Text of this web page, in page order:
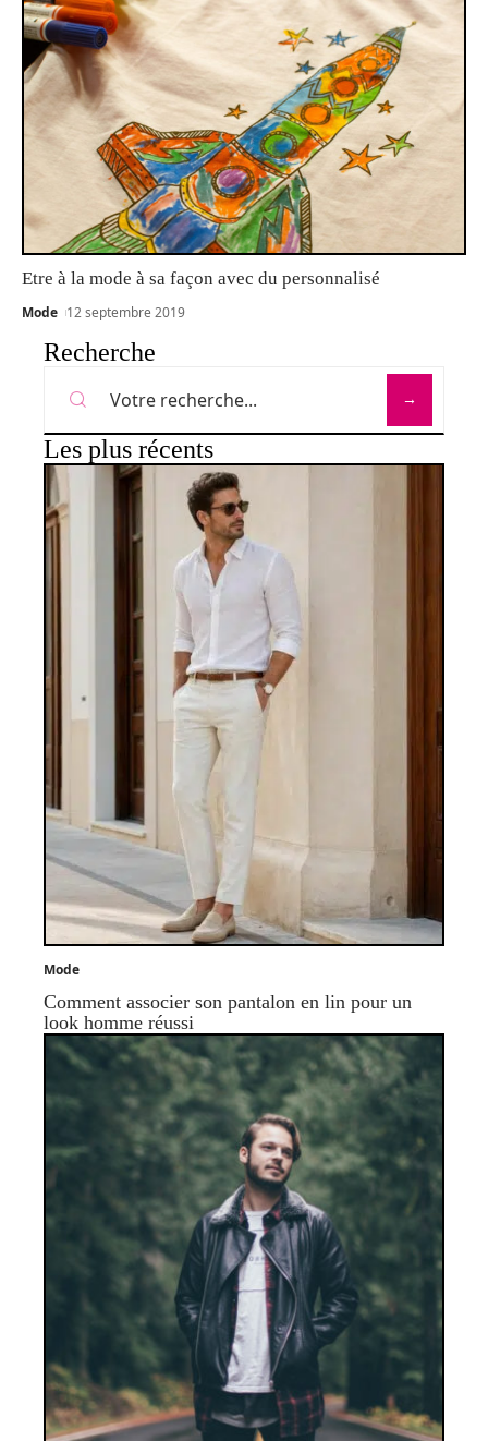
Etre à la mode à sa façon avec du personnalisé
Mode 12 septembre 2019
Recherche
Les plus récents
Mode
Comment associer son pantalon en lin pour un
look homme réussi